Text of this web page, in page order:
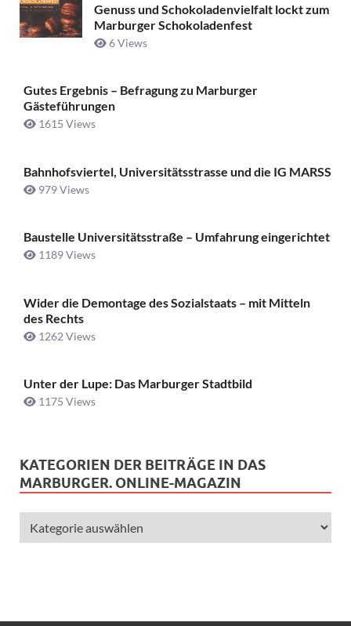
Genuss und Schokoladenvielfalt lockt zum
Marburger Schokoladenfest
6 Views
Gutes Ergebnis – Befragung zu Marburger
Gästeführungen
1615 Views
Bahnhofsviertel, Universitätsstrasse und die IG MARSS
979 Views
Baustelle Universitätsstraße ­– Umfahrung eingerichtet
1189 Views
Wider die Demontage des Sozialstaats – mit Mitteln
des Rechts
1262 Views
Unter der Lupe: Das Marburger Stadtbild
1175 Views
KATEGORIEN DER BEITRÄGE IN DAS
MARBURGER. ONLINE-MAGAZIN